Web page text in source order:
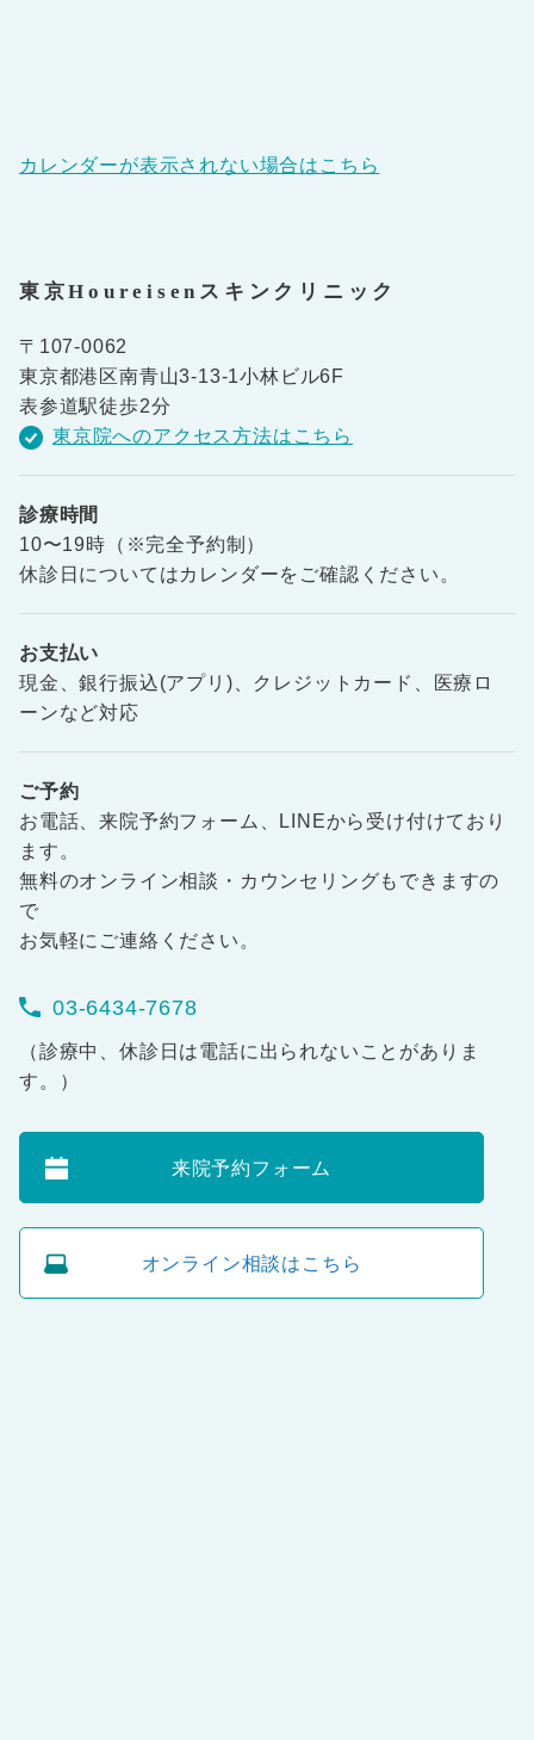
カレンダーが表示されない場合はこちら
東京Houreisenスキンクリニック
〒107-0062
東京都港区南青山3-13-1小林ビル6F
表参道駅徒歩2分
東京院へのアクセス方法はこちら
診療時間
10〜19時（※完全予約制）
休診日についてはカレンダーをご確認ください。
お支払い
現金、銀行振込(アプリ)、クレジットカード、医療ロ
ーンなど対応
ご予約
お電話、来院予約フォーム、LINEから受け付けており
ます。
無料のオンライン相談・カウンセリングもできますの
で
お気軽にご連絡ください。
03-6434-7678
（診療中、休診日は電話に出られないことがありま
す。）
来院予約フォーム
オンライン相談はこちら